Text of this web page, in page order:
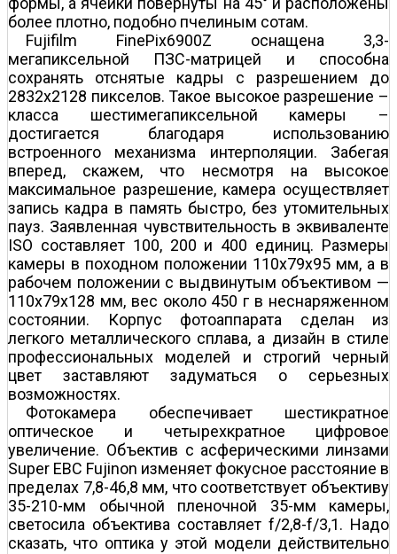
более плотно, подобно пчелиным сотам.
Fujifilm FinePix6900Z оснащена 3,3-
мегапиксельной ПЗС-матрицей и способна
сохранять отснятые кадры с разрешением до
2832x2128 пикселов. Такое высокое разрешение –
класса шестимегапиксельной камеры –
достигается благодаря использованию
встроенного механизма интерполяции. Забегая
вперед, скажем, что несмотря на высокое
максимальное разрешение, камера осуществляет
запись кадра в память быстро, без утомительных
пауз. Заявленная чувствительность в эквиваленте
ISO составляет 100, 200 и 400 единиц. Размеры
камеры в походном положении 110x79x95 мм, а в
рабочем положении с выдвинутым объективом —
110x79x128 мм, вес около 450 г в неснаряженном
состоянии. Корпус фотоаппарата сделан из
легкого металлического сплава, а дизайн в стиле
профессиональных моделей и строгий черный
цвет заставляют задуматься о серьезных
возможностях.
Фотокамера обеспечивает шестикратное
оптическое и четырехкратное цифровое
увеличение. Объектив с асферическими линзами
Super EBC Fujinon изменяет фокусное расстояние в
пределах 7,8-46,8 мм, что соответствует объективу
35-210-мм обычной пленочной 35-мм камеры,
светосила объектива составляет f/2,8-f/3,1. Надо
сказать, что оптика у этой модели действительно